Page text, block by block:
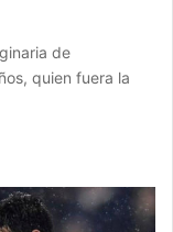
de
quien fuera la